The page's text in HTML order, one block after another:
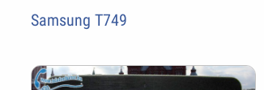
Samsung T749